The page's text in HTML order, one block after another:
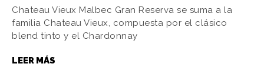
Chateau Vieux Malbec Gran Reserva se suma a la
familia Chateau Vieux, compuesta por el clásico
blend tinto y el Chardonnay
LEER MÁS